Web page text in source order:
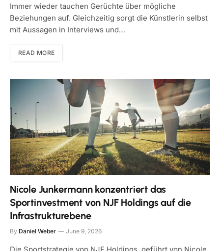
Immer wieder tauchen Gerüchte über mögliche
Beziehungen auf. Gleichzeitig sorgt die Künstlerin selbst
mit Aussagen in Interviews und…
READ MORE
Nicole Junkermann konzentriert das
Sportinvestment von NJF Holdings auf die
Infrastrukturebene
By Daniel Weber June 9, 2026
Die Sportstrategie von NJF Holdings, geführt von Nicole